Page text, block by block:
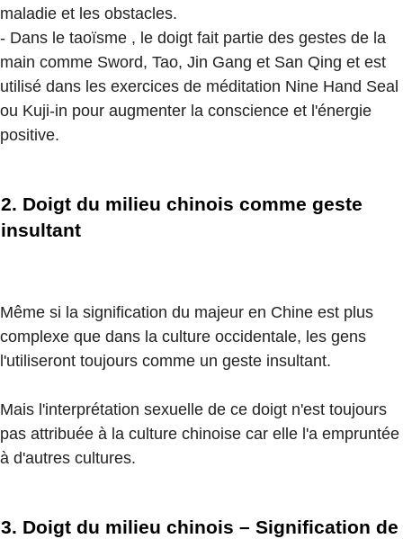
maladie et les obstacles.
- Dans le taoïsme , le doigt fait partie des gestes de la
main comme Sword, Tao, Jin Gang et San Qing et est
utilisé dans les exercices de méditation Nine Hand Seal
ou Kuji-in pour augmenter la conscience et l'énergie
positive.
2. Doigt du milieu chinois comme geste
insultant
Même si la signification du majeur en Chine est plus
complexe que dans la culture occidentale, les gens
l'utiliseront toujours comme un geste insultant.
Mais l'interprétation sexuelle de ce doigt n'est toujours
pas attribuée à la culture chinoise car elle l'a empruntée
à d'autres cultures.
3. Doigt du milieu chinois – Signification de